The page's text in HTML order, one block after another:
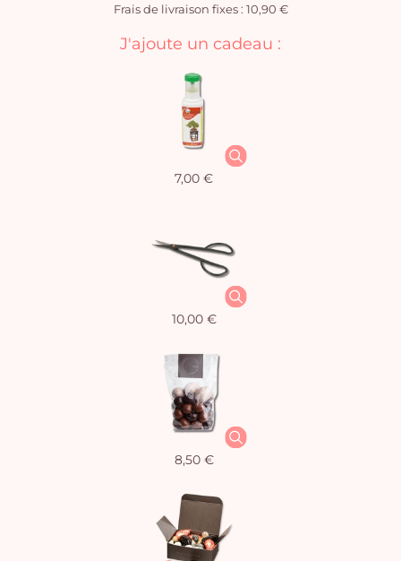
Frais de livraison fixes : 10,90 €
J'ajoute un cadeau :
7,00 €
10,00 €
8,50 €